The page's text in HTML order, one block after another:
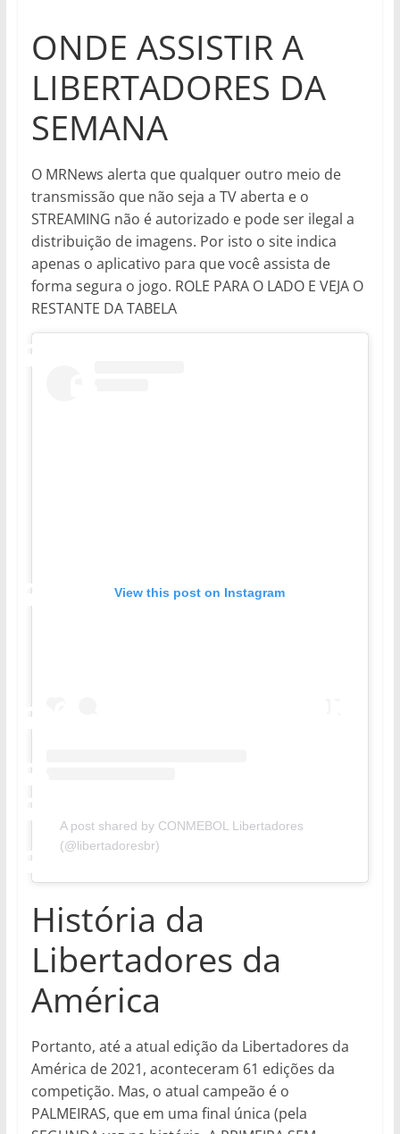
ONDE ASSISTIR A
LIBERTADORES DA
SEMANA
O MRNews alerta que qualquer outro meio de
transmissão que não seja a TV aberta e o
STREAMING não é autorizado e pode ser ilegal a
distribuição de imagens. Por isto o site indica
apenas o aplicativo para que você assista de
forma segura o jogo. ROLE PARA O LADO E VEJA O
RESTANTE DA TABELA
View this post on Instagram
A post shared by CONMEBOL Libertadores
(@libertadoresbr)
História da
Libertadores da
América
Portanto, até a atual edição da Libertadores da
América de 2021, aconteceram 61 edições da
competição. Mas, o atual campeão é o
PALMEIRAS, que em uma final única (pela